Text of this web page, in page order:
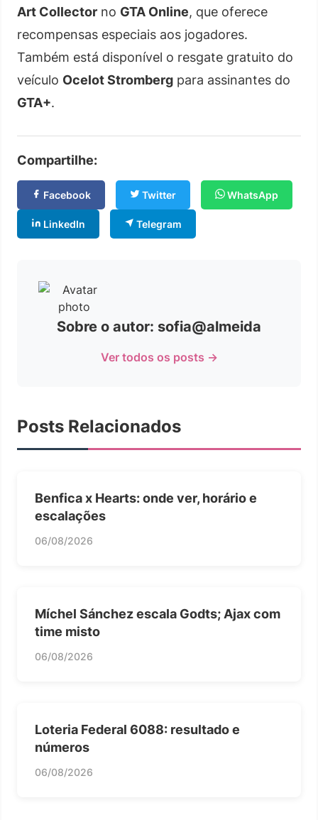
Art Collector no GTA Online, que oferece
recompensas especiais aos jogadores.
Também está disponível o resgate gratuito do
veículo Ocelot Stromberg para assinantes do
GTA+.
Compartilhe:
Facebook Twitter WhatsApp
LinkedIn Telegram
Sobre o autor: sofia@almeida
Ver todos os posts →
Posts Relacionados
Benfica x Hearts: onde ver, horário e
escalações
06/08/2026
Míchel Sánchez escala Godts; Ajax com
time misto
06/08/2026
Loteria Federal 6088: resultado e
números
06/08/2026